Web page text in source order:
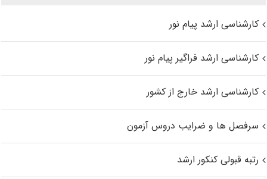
کارشناسی ارشد پیام نور
کارشناسی ارشد فراگیر پیام نور
کارشناسی ارشد خارج از کشور
سرفصل ها و ضرایب دروس آزمون
رتبه قبولی کنکور ارشد